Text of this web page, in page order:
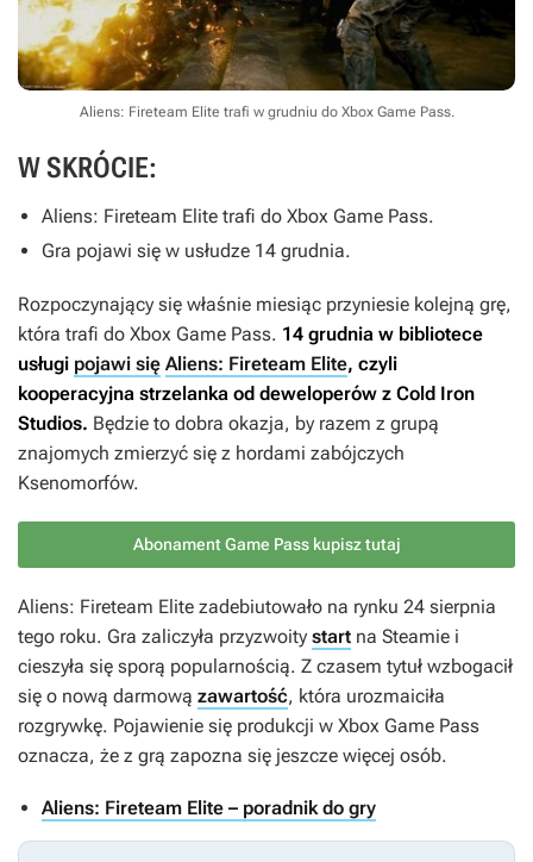
Aliens: Fireteam Elite trafi w grudniu do Xbox Game Pass.
W SKRÓCIE:
Aliens: Fireteam Elite trafi do Xbox Game Pass.
Gra pojawi się w usłudze 14 grudnia.
Rozpoczynający się właśnie miesiąc przyniesie kolejną grę,
która trafi do Xbox Game Pass. 14 grudnia w bibliotece
usługi pojawi się Aliens: Fireteam Elite, czyli
kooperacyjna strzelanka od deweloperów z Cold Iron
Studios. Będzie to dobra okazja, by razem z grupą
znajomych zmierzyć się z hordami zabójczych
Ksenomorfów.
Abonament Game Pass kupisz tutaj
Aliens: Fireteam Elite zadebiutowało na rynku 24 sierpnia
tego roku. Gra zaliczyła przyzwoity start na Steamie i
cieszyła się sporą popularnością. Z czasem tytuł wzbogacił
się o nową darmową zawartość, która urozmaiciła
rozgrywkę. Pojawienie się produkcji w Xbox Game Pass
oznacza, że z grą zapozna się jeszcze więcej osób.
Aliens: Fireteam Elite – poradnik do gry